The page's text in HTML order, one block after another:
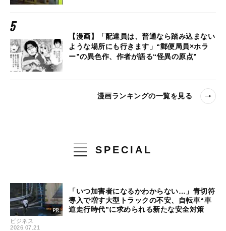
【漫画】「配達員は、普通なら踏み込まない
ような場所にも行きます」“郵便局員×ホラ
ー”の異色作、作者が語る“怪異の原点”
漫画ランキングの一覧を見る
SPECIAL
ビジネス
2026.07.21
「いつ加害者になるかわからない…」青切符
導入で増す大型トラックの不安、自転車“車
道走行時代”に求められる新たな安全対策